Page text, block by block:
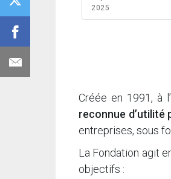
2025
Créée en 1991, à
reconnue d’utilité
entreprises, sous
La Fondation agit
objectifs :